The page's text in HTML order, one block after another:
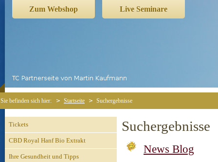
Zum Webshop Live Seminare
Sie befinden sich hier: Startseite Suchergebnisse
Tickets
CBD Royal Hanf Bio Extrakt
Ihre Gesundheit und Tipps
Suchergebnisse
News Blog